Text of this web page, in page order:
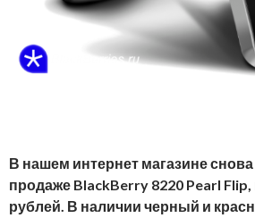
В нашем интернет магазине
продаже BlackBerry 8220 Pearl Flip,
рублей. В наличии черный и